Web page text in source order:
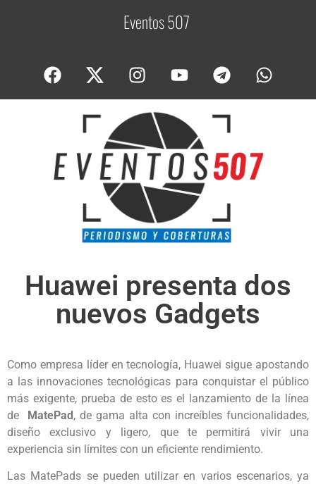
Eventos 507Co
Huawei presenta dos
nuevos Gadgets
Como empresa líder en tecnología, Huawei sigue apostando
a las innovaciones tecnológicas para conquistar el público
más exigente, prueba de esto es el lanzamiento de la línea
de MatePad, de gama alta con increíbles funcionalidades,
diseño exclusivo y ligero, que te permitirá vivir una
experiencia sin límites con un eficiente rendimiento.
Las MatePads se pueden utilizar en varios escenarios, ya